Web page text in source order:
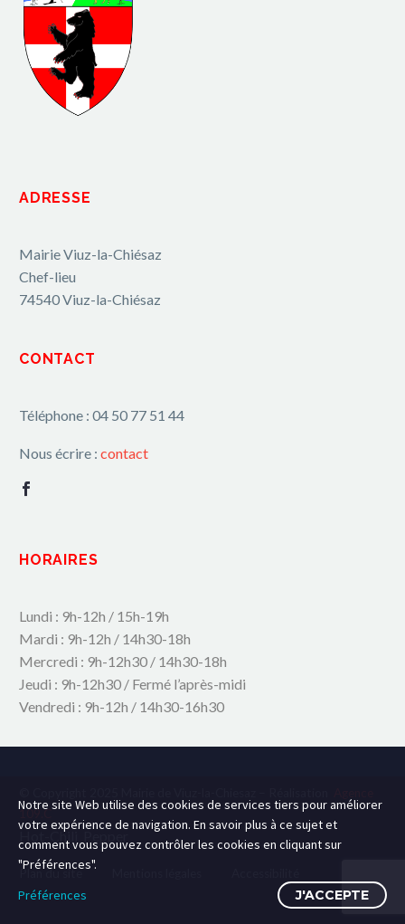
ADRESSE
Mairie Viuz-la-Chiésaz
Chef-lieu
74540 Viuz-la-Chiésaz
CONTACT
Téléphone : 04 50 77 51 44
Nous écrire : contact
HORAIRES
Lundi : 9h-12h / 15h-19h
Mardi : 9h-12h / 14h30-18h
Mercredi : 9h-12h30 / 14h30-18h
Jeudi : 9h-12h30 / Fermé l’après-midi
Vendredi : 9h-12h / 14h30-16h30
109.C
Hot-Chili_Pepper
Plan du site
Notre site Web utilise des cookies de services tiers pour améliorer
votre expérience de navigation. En savoir plus à ce sujet et
comment vous pouvez contrôler les cookies en cliquant sur
"Préférences".
Préférences
J'ACCEPTE